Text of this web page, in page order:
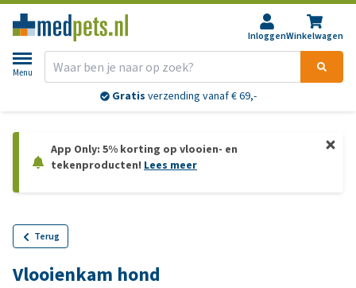
InloggenWinkelwagen
Menu
Gratis verzending vanaf € 69,-
App Only: 5% korting op vlooien- en
tekenproducten! Lees meer
Terug
Vlooienkam hond